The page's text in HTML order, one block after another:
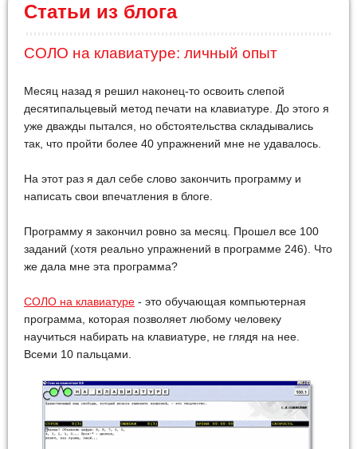
Статьи из блога
СОЛО на клавиатуре: личный опыт
Месяц назад я решил наконец-то освоить слепой
десятипальцевый метод печати на клавиатуре. До этого я
уже дважды пытался, но обстоятельства складывались
так, что пройти более 40 упражнений мне не удавалось.
На этот раз я дал себе слово закончить программу и
написать свои впечатления в блоге.
Программу я закончил ровно за месяц. Прошел все 100
заданий (хотя реально упражнений в программе 246). Что
же дала мне эта программа?
СОЛО на клавиатуре - это обучающая компьютерная
программа, которая позволяет любому человеку
научиться набирать на клавиатуре, не глядя на нее.
Всеми 10 пальцами.